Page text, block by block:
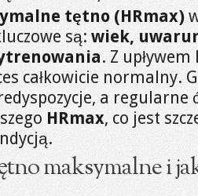
tętno (HRmax)
są: wiek,
. Z
całkowicie normalny.
a regularne
HRmax, co jest
maksymalne i